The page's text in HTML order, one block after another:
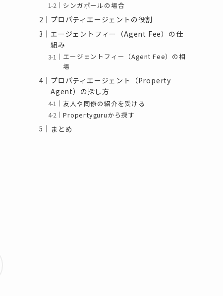
シンガポールの場合
プロパティエージェントの役割
エージェントフィー（Agent Fee）の仕
組み
エージェントフィー（Agent Fee）の相
場
プロパティエージェント（Property
Agent）の探し方
友人や同僚の紹介を受ける
Propertyguruから探す
まとめ